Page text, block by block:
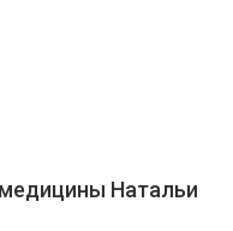
Натальи